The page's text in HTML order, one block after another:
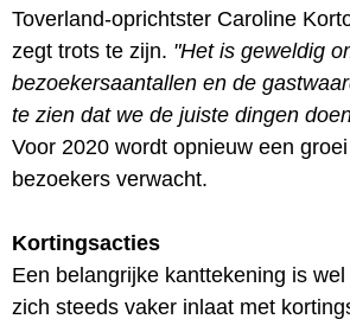
Toverland-oprichtster Caroline
zegt trots te zijn. "Het is geweldig
bezoekersaantallen en de
te zien dat we de juiste dingen
Voor 2020 wordt opnieuw een
bezoekers verwacht.
Kortingsacties
Een belangrijke kanttekening is
zich steeds vaker inlaat met